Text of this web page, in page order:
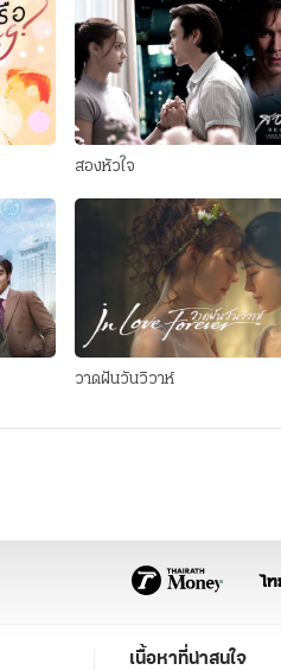
สองหัวใจ
วาดฝันวันวิวาห์
เนื้อหาที่น่าสนใจ